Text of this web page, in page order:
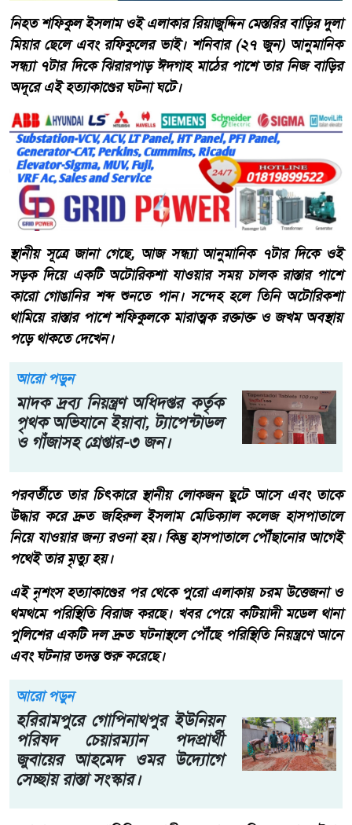
নিহত শফিকুল ইসলাম ওই এলাকার রিয়াজুদ্দিন মেস্তরির বাড়ির দুলা
মিয়ার ছেলে এবং রফিকুলের ভাই। ​শনিবার (২৭ জুন) আনুমানিক
সন্ধ্যা ৭টার দিকে ঝিরারপাড় ঈদগাহ মাঠের পাশে তার নিজ বাড়ির
অদূরে এই হত্যাকাণ্ডের ঘটনা ঘটে।
​​স্থানীয় সূত্রে জানা গেছে, আজ সন্ধ্যা আনুমানিক ৭টার দিকে ওই
সড়ক দিয়ে একটি অটোরিকশা যাওয়ার সময় চালক রাস্তার পাশে
কারো গোঙানির শব্দ শুনতে পান। সন্দেহ হলে তিনি অটোরিকশা
থামিয়ে রাস্তার পাশে শফিকুলকে মারাত্মক রক্তাক্ত ও জখম অবস্থায়
পড়ে থাকতে দেখেন।
আরো পড়ুন
মাদক দ্রব্য নিয়ন্ত্রণ অধিদপ্তর কর্তৃক
পৃথক অভিযানে ইয়াবা, ট্যাপেন্টাডল
ও গাঁজাসহ গ্রেপ্তার-৩ জন।
​পরবর্তীতে তার চিৎকারে স্থানীয় লোকজন ছুটে আসে এবং তাকে
উদ্ধার করে দ্রুত জহিরুল ইসলাম মেডিক্যাল কলেজ হাসপাতালে
নিয়ে যাওয়ার জন্য রওনা হয়। কিন্তু হাসপাতালে পৌঁছানোর আগেই
পথেই তার মৃত্যু হয়।
​​এই নৃশংস হত্যাকাণ্ডের পর থেকে পুরো এলাকায় চরম উত্তেজনা ও
থমথমে পরিস্থিতি বিরাজ করছে। খবর পেয়ে কটিয়াদী মডেল থানা
পুলিশের একটি দল দ্রুত ঘটনাস্থলে পৌঁছে পরিস্থিতি নিয়ন্ত্রণে আনে
এবং ঘটনার তদন্ত শুরু করেছে।
আরো পড়ুন
হরিরামপুরে গোপিনাথপুর ইউনিয়ন
পরিষদ চেয়ারম্যান পদপ্রার্থী
জুবায়ের আহমেদ ওমর উদ্যোগে
সেচ্ছায় রাস্তা সংস্কার।